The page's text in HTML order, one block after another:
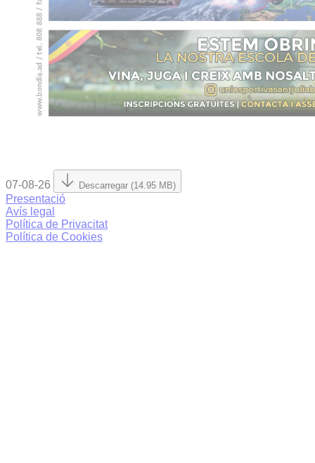
07-08-26 Descarregar (14.95 MB)
Presentació
Avís legal
Política de Privacitat
Política de Cookies